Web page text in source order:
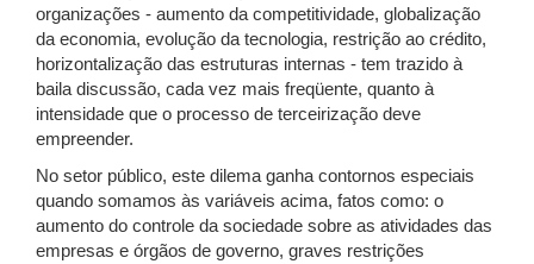
organizações - aumento da competitividade, globalização
da economia, evolução da tecnologia, restrição ao crédito,
horizontalização das estruturas internas - tem trazido à
baila discussão, cada vez mais freqüente, quanto à
intensidade que o processo de terceirização deve
empreender.
No setor público, este dilema ganha contornos especiais
quando somamos às variáveis acima, fatos como: o
aumento do controle da sociedade sobre as atividades das
empresas e órgãos de governo, graves restrições